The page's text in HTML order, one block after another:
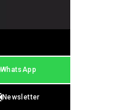
WhatsApp
Newsletter